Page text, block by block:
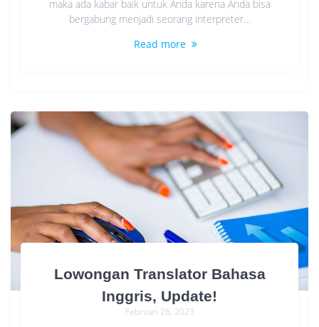
maka ada kabar baik untuk Anda karena Anda bisa
bergabung menjadi seorang interpreter…
Read more
Lowongan Translator Bahasa
Inggris, Update!
Februari 26, 2023